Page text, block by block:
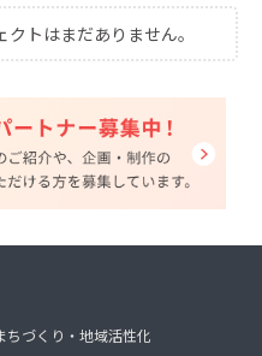
トはまだありません。
ちづくり・地域活性化